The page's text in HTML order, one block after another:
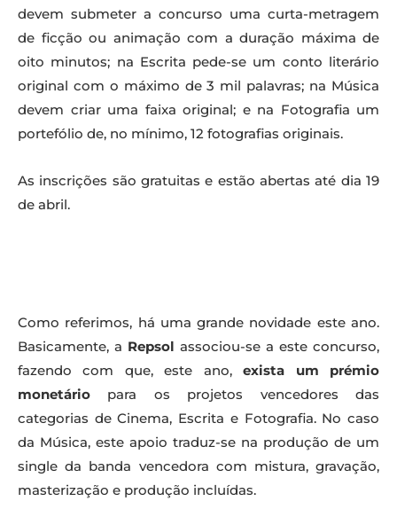
devem submeter a concurso uma curta-metragem
de ficção ou animação com a duração máxima de
oito minutos; na Escrita pede-se um conto literário
original com o máximo de 3 mil palavras; na Música
devem criar uma faixa original; e na Fotografia um
portefólio de, no mínimo, 12 fotografias originais.
As inscrições são gratuitas e estão abertas até dia 19
de abril.
Como referimos, há uma grande novidade este ano.
Basicamente, a Repsol associou-se a este concurso,
fazendo com que, este ano,exista um prémio
monetário para os projetos vencedores das
categorias de Cinema, Escrita e Fotografia. No caso
da Música, este apoio traduz-se na produção de um
single da banda vencedora com mistura, gravação,
masterização e produção incluídas.